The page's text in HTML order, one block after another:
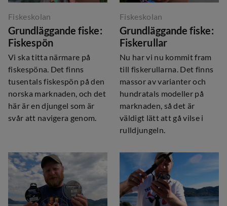
Fiskeskolan
Grundläggande fiske:
Fiskespön
Vi ska titta närmare på
fiskespöna. Det finns
tusentals fiskespön på den
norska marknaden, och det
här är en djungel som är
svår att navigera genom.
Fiskeskolan
Grundläggande fiske:
Fiskerullar
Nu har vi nu kommit fram
till fiskerullarna. Det finns
massor av varianter och
hundratals modeller på
marknaden, så det är
väldigt lätt att gå vilse i
rulldjungeln.